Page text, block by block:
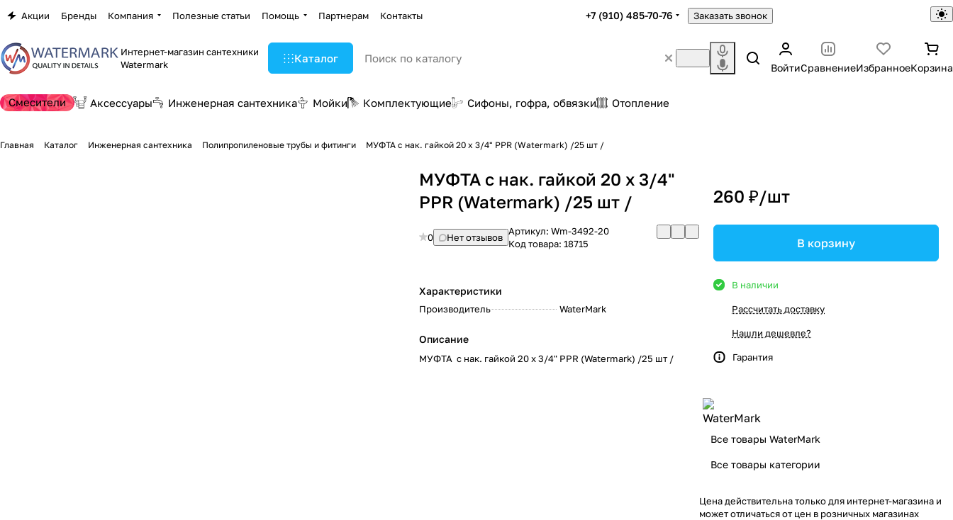
Акции Бренды Компания Полезные статьи Помощь Партнерам Контакты +7 (910) 485-70-76 Заказать звонок
Интернет-магазин сантехники
Watermark
Каталог
ВойтиСравнениеИзбранноеКорзина
Смесители Аксессуары Инженерная сантехника Мойки Комплектующие Сифоны, гофра, обвязки Отопление
Главная Каталог Инженерная сантехника Полипропиленовые трубы и фитинги МУФТА с нак. гайкой 20 х 3/4" PPR (Watermark) /25 шт /
МУФТА с нак. гайкой 20 х 3/4"
PPR (Watermark) /25 шт /
0 Нет отзывов
Артикул:Wm-3492-20
Код товара:18715
Характеристики
Производитель
:
WaterMark
Описание
МУФТА с нак. гайкой 20 х 3/4" PPR (Watermark) /25 шт /
260 ₽/шт
В корзину
В наличии
Рассчитать доставку
Нашли дешевле?
Гарантия
Все товары WaterMark
Все товары категории
Цена действительна только для интернет-магазина и
может отличаться от цен в розничных магазинах